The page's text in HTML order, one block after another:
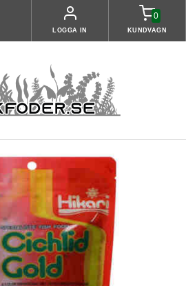
LOGGA IN
0
KUNDVAGN